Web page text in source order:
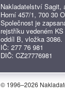
Nakladatelství Sagit,
Horní 457/1, 700 30
Společnost je
rejstříku vedeném
oddíl B, vložka 3086.
IČ: 277 76 981
DIČ: CZ27776981
© 1996–2026